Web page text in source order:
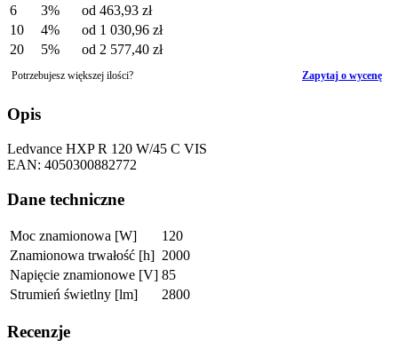
6
3% od 463,93 zł
10
4% od 1 030,96 zł
20
5% od 2 577,40 zł
Potrzebujesz większej ilości? Zapytaj o wycenę
Opis
Ledvance HXP R 120 W/45 C VIS
EAN: 4050300882772
Dane techniczne
Moc znamionowa [W]
120
Znamionowa trwałość [h] 2000
Napięcie znamionowe [V] 85
Strumień świetlny [lm]
2800
Recenzje